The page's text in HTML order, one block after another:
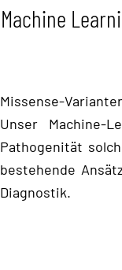
Machine
Missense-
Unser Machine-
Pathogenität
bestehende
Diagnostik.